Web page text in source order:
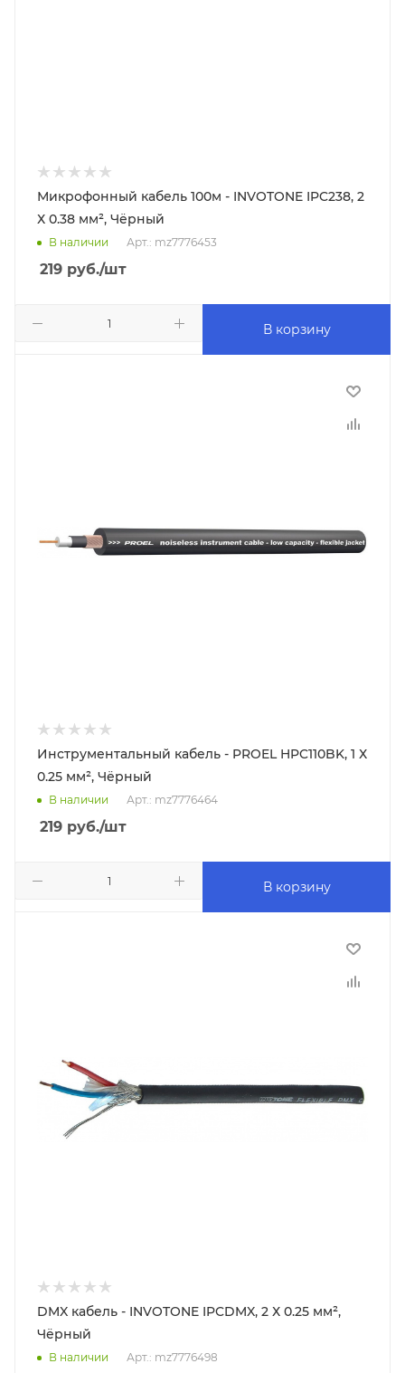
Микрофонный кабель 100м - INVOTONE IPC238, 2
Х 0.38 мм², Чёрный
В наличии Арт.: mz7776453
219 руб./шт
В корзину
Инструментальный кабель - PROEL HPC110BK, 1 Х
0.25 мм², Чёрный
В наличии Арт.: mz7776464
219 руб./шт
В корзину
DMX кабель - INVOTONE IPCDMX, 2 Х 0.25 мм²,
Чёрный
В наличии Арт.: mz7776498